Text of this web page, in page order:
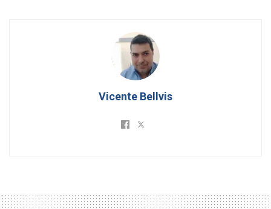
Vicente Bellvis